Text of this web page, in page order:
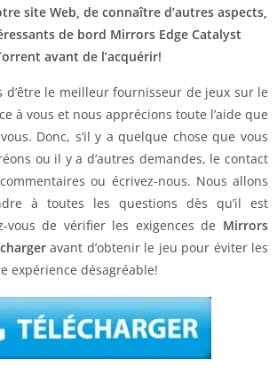
site Web, de connaître d’autres aspects,
de bord Mirrors Edge Catalyst
avant de l’acquérir!
d’être le meilleur fournisseur de jeux sur le
à vous et nous apprécions toute l’aide que
Donc, s’il y a quelque chose que vous
ou il y a d’autres demandes, le contact
ou écrivez-nous. Nous allons
à toutes les questions dès qu’il est
vous de vérifier les exigences de Mirrors
avant d’obtenir le jeu pour éviter les
expérience désagréable!